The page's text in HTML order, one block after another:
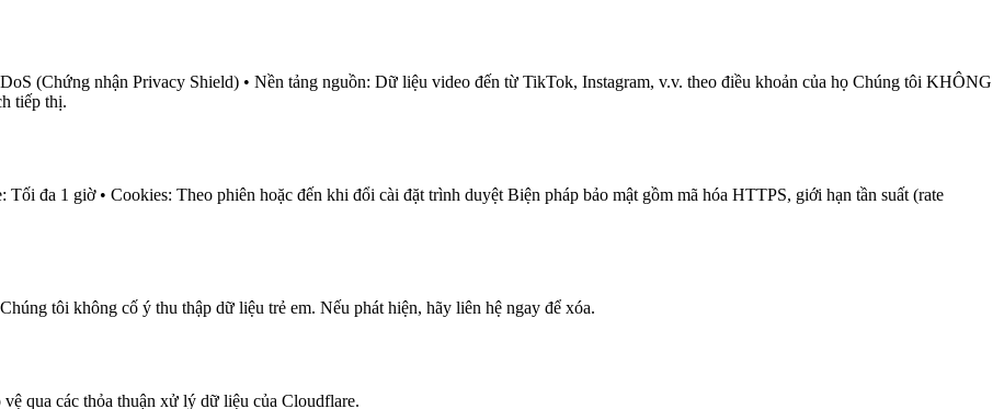
(Chứng nhận Privacy Shield) • Nền tảng nguồn: Dữ liệu video đến từ TikTok, Instagram, v.v. theo điều khoản của họ Chúng tôi KHÔNG
tiếp thị.
Tối đa 1 giờ • Cookies: Theo phiên hoặc đến khi đổi cài đặt trình duyệt Biện pháp bảo mật gồm mã hóa HTTPS, giới hạn tần suất (rate
tôi không cố ý thu thập dữ liệu trẻ em. Nếu phát hiện, hãy liên hệ ngay để xóa.
qua các thỏa thuận xử lý dữ liệu của Cloudflare.